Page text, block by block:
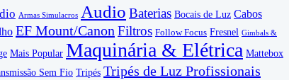
Armas Simulacros Audio Baterias Bocais de Luz Cabos
EF Mount/Canon Filtros Follow Focus Fresnel Gimbals &
Mais Popular Maquinária & Elétrica Mattebox
Sem Fio Tripés Tripés de Luz Profissionais